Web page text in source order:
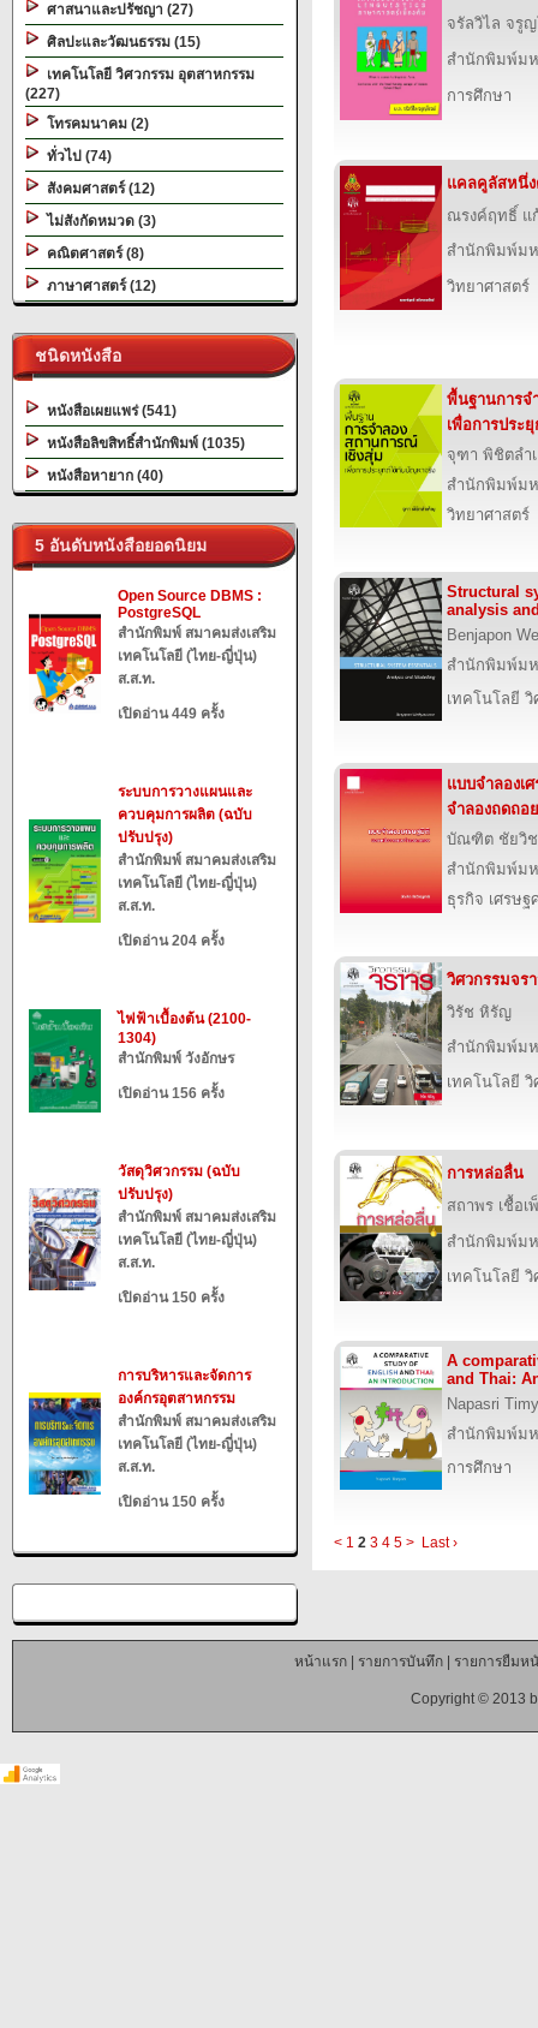
ศาสนาและปรัชญา (27)
ศิลปะและวัฒนธรรม (15)
เทคโนโลยี วิศวกรรม อุตสาหกรรม
(227)
โทรคมนาคม (2)
ทั่วไป (74)
สังคมศาสตร์ (12)
ไม่สังกัดหมวด (3)
คณิตศาสตร์ (8)
ภาษาศาสตร์ (12)
ชนิดหนังสือ
หนังสือเผยแพร่ (541)
หนังสือลิขสิทธิ์สำนักพิมพ์ (1035)
หนังสือหายาก (40)
5 อันดับหนังสือยอดนิยม
Open Source DBMS :
PostgreSQL
สำนักพิมพ์ สมาคมส่งเสริม
เทคโนโลยี (ไทย-ญี่ปุ่น)
ส.ส.ท.
เปิดอ่าน 449 ครั้ง
ระบบการวางแผนและ
ควบคุมการผลิต (ฉบับ
ปรับปรุง)
สำนักพิมพ์ สมาคมส่งเสริม
เทคโนโลยี (ไทย-ญี่ปุ่น)
ส.ส.ท.
เปิดอ่าน 204 ครั้ง
ไฟฟ้าเบื้องต้น (2100-
1304)
สำนักพิมพ์ วังอักษร
เปิดอ่าน 156 ครั้ง
วัสดุวิศวกรรม (ฉบับ
ปรับปรุง)
สำนักพิมพ์ สมาคมส่งเสริม
เทคโนโลยี (ไทย-ญี่ปุ่น)
ส.ส.ท.
เปิดอ่าน 150 ครั้ง
การบริหารและจัดการ
องค์กรอุตสาหกรรม
สำนักพิมพ์ สมาคมส่งเสริม
เทคโนโลยี (ไทย-ญี่ปุ่น)
ส.ส.ท.
เปิดอ่าน 150 ครั้ง
จรัลวิไล จรู
สำนักพิมพ์มห
การศึกษา
แคลคูลัสหนึ่ง
ณรงค์ฤทธิ์ แ
สำนักพิมพ์มห
วิทยาศาสตร์
พื้นฐานการจ
เพื่อการประ
จุฑา พิชิตลำ
สำนักพิมพ์มห
วิทยาศาสตร์
Structural
analysis
Benjapon
สำนักพิมพ์มห
เทคโนโลยี
แบบจำลองเ
จำลองถดถอย
บัณฑิต ชัยวิ
สำนักพิมพ์มห
ธุรกิจ เศรษฐ
วิศวกรรมจร
วิรัช หิรัญ
สำนักพิมพ์มห
เทคโนโลยี
การหล่อลื่น
สถาพร เชื้อเ
สำนักพิมพ์มห
เทคโนโลยี
A
and Thai:
Napasri
สำนักพิมพ์มห
การศึกษา
< 1 2 3 4 5 > Last ›
หน้าแรก| รายการบันทึก| รายการยืมห
Copyright © 2013